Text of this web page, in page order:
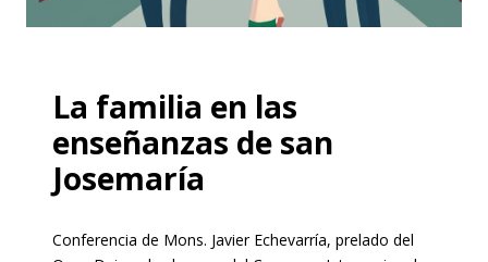
La familia en las
enseñanzas de san
Josemaría
Conferencia de Mons. Javier Echevarría, prelado del